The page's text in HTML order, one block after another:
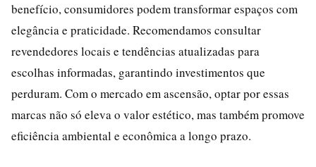
benefício, consumidores podem transformar espaços com
elegância e praticidade. Recomendamos consultar
revendedores locais e tendências atualizadas para
escolhas informadas, garantindo investimentos que
perduram. Com o mercado em ascensão, optar por essas
marcas não só eleva o valor estético, mas também promove
eficiência ambiental e econômica a longo prazo.